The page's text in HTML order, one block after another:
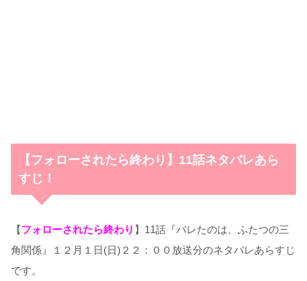
【フォローされたら終わり】11話ネタバレあら
すじ！
【 フォローされたら終わり 】11話『バレたのは、ふたつの三
角関係』１２月１日(日)２２：００放送分のネタバレあらすじ
です。